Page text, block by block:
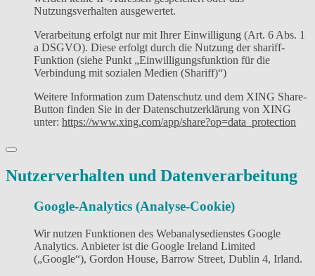
Nutzungsverhalten ausgewertet.
Verarbeitung erfolgt nur mit Ihrer Einwilligung (Art. 6 Abs. 1
a DSGVO). Diese erfolgt durch die Nutzung der shariff-
Funktion (siehe Punkt „Einwilligungsfunktion für die
Verbindung mit sozialen Medien (Shariff)“)
Weitere Information zum Datenschutz und dem XING Share-
Button finden Sie in der Datenschutzerklärung von XING
unter: https://www.xing.com/app/share?op=data_protection
Nutzerverhalten und Datenverarbeitung
Google-Analytics (Analyse-Cookie)
Wir nutzen Funktionen des Webanalysedienstes Google
Analytics. Anbieter ist die Google Ireland Limited
(„Google“), Gordon House, Barrow Street, Dublin 4, Irland.